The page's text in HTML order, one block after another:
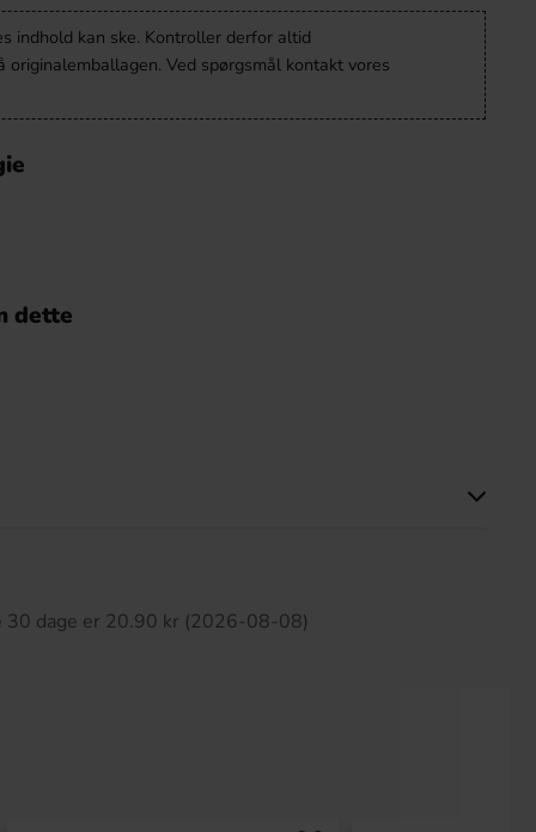
indhold kan ske. Kontroller derfor altid
originalemballagen. Ved spørgsmål kontakt vores
dette
30 dage er 20.90 kr (2026-08-08)